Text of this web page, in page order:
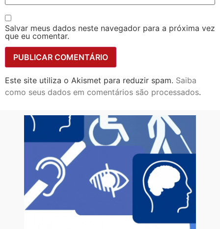
Salvar meus dados neste navegador para a próxima vez
que eu comentar.
Este site utiliza o Akismet para reduzir spam. Saiba
como seus dados em comentários são processados.